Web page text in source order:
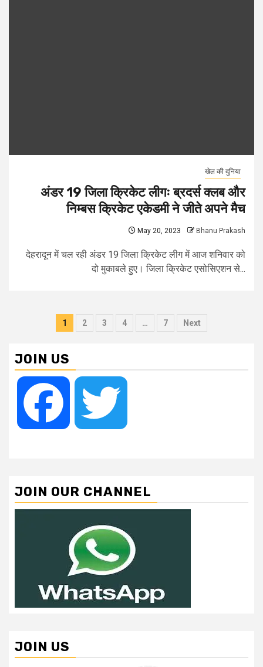
खेल की दुनिया
अंडर 19 जिला क्रिकेट लीगः ब्रदर्स क्लब और
निम्बस क्रिकेट एकेडमी ने जीते अपने मैच
May 20, 2023 Bhanu Prakash
देहरादून में चल रही अंडर 19 जिला क्रिकेट लीग में आज शनिवार को
दो मुकाबले हुए। जिला क्रिकेट एसोसिएशन से...
Posts
1 2 3 4 … 7 Next
JOIN US
Facebook
JOIN OUR CHANNEL
JOIN US